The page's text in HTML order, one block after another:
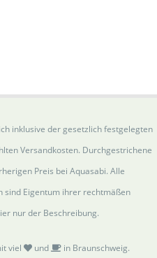
inklusive der gesetzlich festgelegten
Versandkosten. Durchgestrichene
Preis bei Aquasabi. Alle
sind Eigentum ihrer rechtmäßen
nur der Beschreibung.
viel und in Braunschweig.